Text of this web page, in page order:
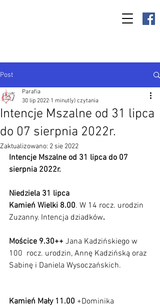
Post
Intencje Mszalne od 31 lipca
do 07 sierpnia 2022r.
Parafia
30 lip 2022 1 minut(y) czytania
Zaktualizowano: 2 sie 2022
Intencje Mszalne od 31 lipca do 07
sierpnia 2022r.
Niedziela 31 lipca
Kamień Wielki 8.00. W 14 rocz. urodzin
Zuzanny. Intencja dziadków.
Mościce 9.30++ Jana Kadzińskiego w
100 rocz. urodzin, Annę Kadzińską oraz
Sabinę i Daniela Wysoczańskich.
Kamień Mały 11.00 +Dominika